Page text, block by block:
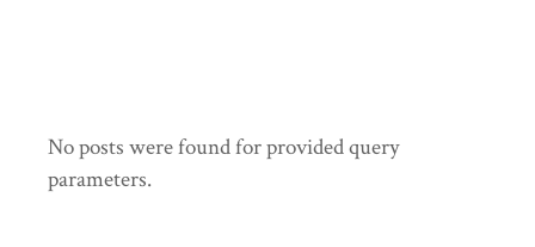
No posts were found for provided query
parameters.